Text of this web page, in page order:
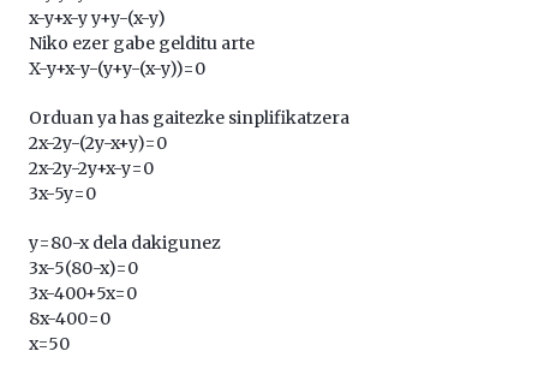
x-y+x-y y+y-(x-y)
Niko ezer gabe gelditu arte
X-y+x-y-(y+y-(x-y))=0
Orduan ya has gaitezke sinplifikatzera
2x-2y-(2y-x+y)=0
2x-2y-2y+x-y=0
3x-5y=0
y=80-x dela dakigunez
3x-5(80-x)=0
3x-400+5x=0
8x-400=0
x=50